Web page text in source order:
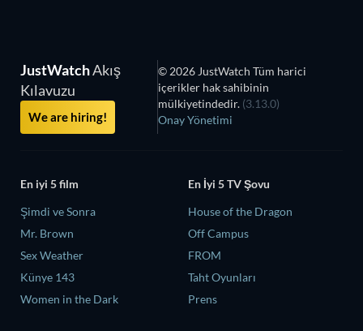
JustWatchAkış
Kılavuzu
We are hiring!
© 2026 JustWatch Tüm harici
içerikler hak sahibinin
mülkiyetindedir. (3.13.0)
Onay Yönetimi
En iyi 5 film
Şimdi ve Sonra
Mr. Brown
Sex Weather
Künye 143
Women in the Dark
En İyi 5 TV Şovu
House of the Dragon
Off Campus
FROM
Taht Oyunları
Prens